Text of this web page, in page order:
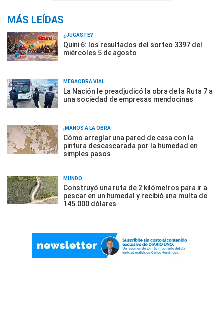
MÁS LEÍDAS
¿JUGASTE?
Quini 6: los resultados del sorteo 3397 del
miércoles 5 de agosto
MEGAOBRA VIAL
La Nación le preadjudicó la obra de la Ruta 7 a
una sociedad de empresas mendocinas
¡MANOS A LA OBRA!
Cómo arreglar una pared de casa con la
pintura descascarada por la humedad en
simples pasos
MUNDO
Construyó una ruta de 2 kilómetros para ir a
pescar en un humedal y recibió una multa de
145.000 dólares